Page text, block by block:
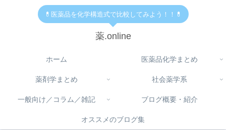
💊医薬品を化学構造式で比較してみよう！！💊
薬.online
ホーム 医薬品化学まとめ
薬剤学まとめ 社会薬学系
一般向け／コラム／雑記 ブログ概要・紹介
オススメのブログ集